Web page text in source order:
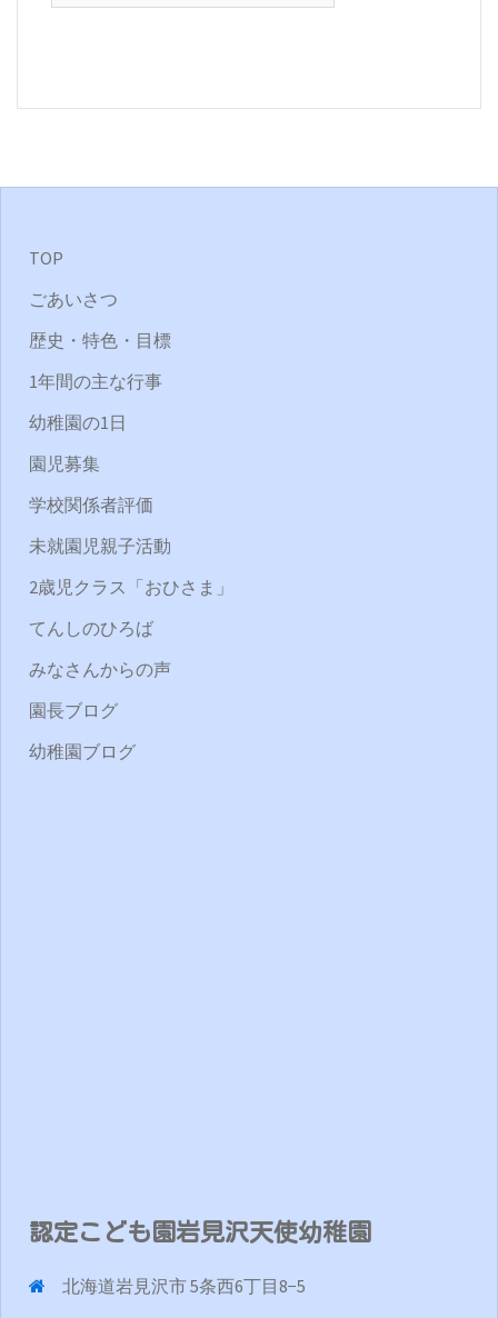
TOP
ごあいさつ
歴史・特色・目標
1年間の主な行事
幼稚園の1日
園児募集
学校関係者評価
未就園児親子活動
2歳児クラス「おひさま」
てんしのひろば
みなさんからの声
園長ブログ
幼稚園ブログ
認定こども園岩見沢天使幼稚園
北海道岩見沢市 5条西6丁目8−5